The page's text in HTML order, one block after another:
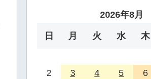
2026年8月
日 月 火 水 木
2
3 4 5 6